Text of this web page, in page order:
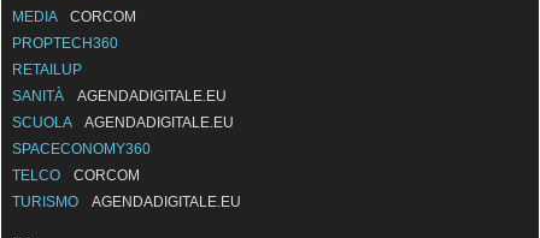
INNOVATION POST
INSURANCEUP
MEDIA
CORCOM
PROPTECH360
RETAILUP
SANITÀ AGENDADIGITALE.EU
SCUOLA
AGENDADIGITALE.EU
SPACECONOMY360